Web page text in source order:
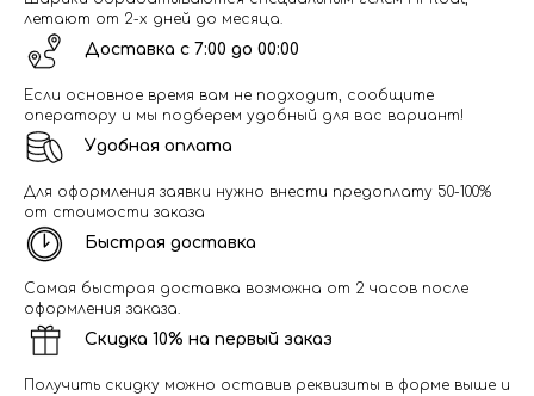
летают от 2-х дней до месяца.
Доставка с 7:00 до 00:00
Если основное время вам не подходит, сообщите
оператору и мы подберем удобный для вас вариант!
Удобная оплата
Для оформления заявки нужно внести предоплату 50-100%
от стоимости заказа
Быстрая доставка
Самая быстрая доставка возможна от 2 часов после
оформления заказа.
Скидка 10% на первый заказ
Получить скидку можно оставив реквизиты в форме выше и